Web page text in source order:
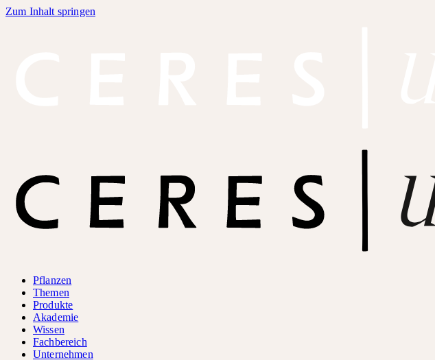
Zum Inhalt springen
Pflanzen
Themen
Produkte
Akademie
Wissen
Fachbereich
Unternehmen